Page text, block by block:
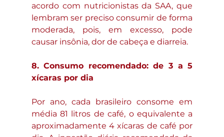
acordo com nutricionistas da SAA, que
lembram ser preciso consumir de forma
moderada, pois, em excesso, pode
causar insônia, dor de cabeça e diarreia.
8. Consumo recomendado: de 3 a 5
xícaras por dia
Por ano, cada brasileiro consome em
média 81 litros de café, o equivalente a
aproximadamente 4 xícaras de café por